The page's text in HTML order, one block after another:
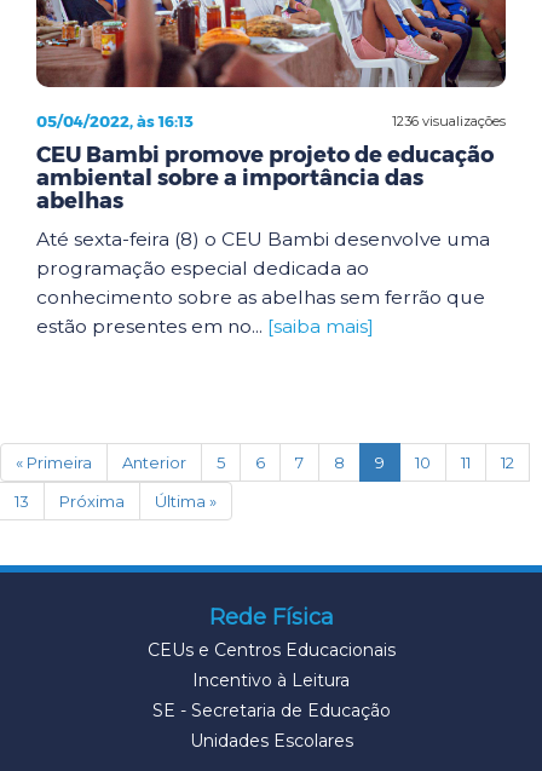
1236 visualizações
05/04/2022, às 16:13
CEU Bambi promove projeto de educação
ambiental sobre a importância das
abelhas
Até sexta-feira (8) o CEU Bambi desenvolve uma
programação especial dedicada ao
conhecimento sobre as abelhas sem ferrão que
estão presentes em no... [saiba mais]
« Primeira Anterior 5 6 7 8 9 (current)
10 11
12
13
Próxima Última »
Rede Física
CEUs e Centros Educacionais
Incentivo à Leitura
SE - Secretaria de Educação
Unidades Escolares